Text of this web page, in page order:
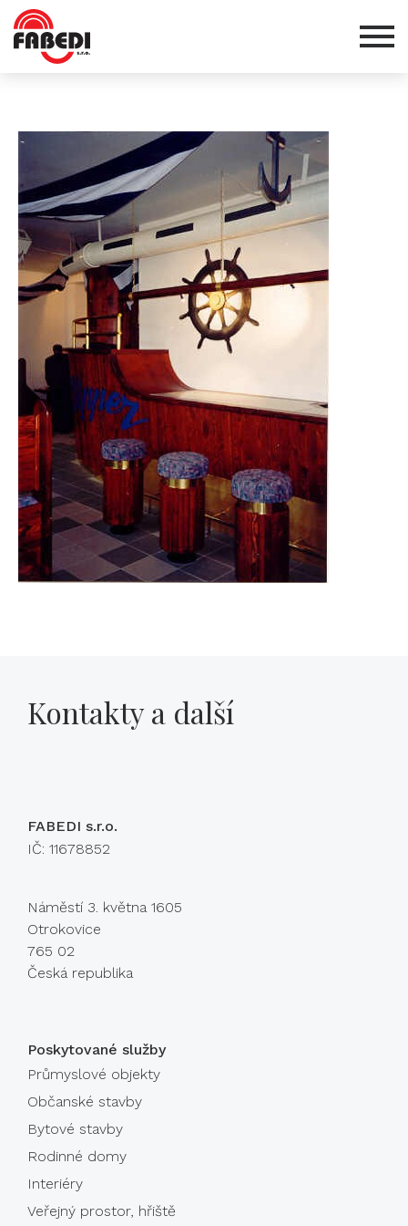
Kontakty a další
Poskytované služby
Průmyslové objekty
Občanské stavby
Bytové stavby
Rodinné domy
Interiéry
Veřejný prostor, hřiště
FABEDI s.r.o.
IČ: 11678852
Náměstí 3. května 1605
Otrokovice
765 02
Česká republika